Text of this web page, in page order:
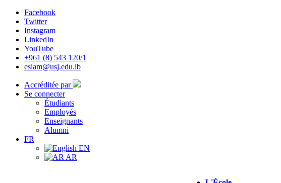
Facebook
Twitter
Instagram
LinkedIn
YouTube
+961 (8) 543 120/1
esiam@usj.edu.lb
Accréditée par
Se connecter
Étudiants
Employés
Enseignants
Alumni
FR
EN
AR